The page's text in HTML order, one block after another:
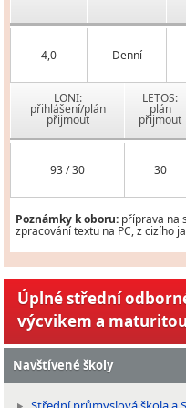
4,0 Denní
LONI:
přihlášení/plán
přijmout
LETOS:
plán
přijmout
93 / 30 30
Poznámky k oboru: příprava na
zpracování textu na PC, z cizího
Úplné střední
výcvikem a maturitou
Navštívené školy